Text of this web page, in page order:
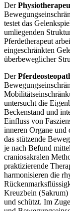
Der
testet das
umliegenden
Pferdetherapeut
eingeschränkten
überbeweglicher
Der
untersucht die
Beckenstand und
Einfluss von
inneren Organe und
das stützende
je nach Befund
craniosakralen
praktizierende
harmonisieren die
Kreuzbein (Sakrum)
und schützt. Im